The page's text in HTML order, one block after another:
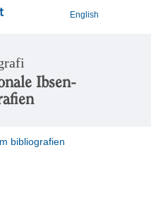
English
Ibsen-
bibliografien